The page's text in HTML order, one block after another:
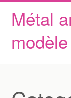
Métal
modèle
Skip to content
Accueil
Conditions d’utilisation